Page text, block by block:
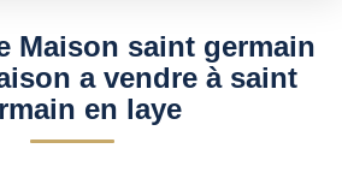
ESTIMATION
Plus de critères
Maison saint germain
a vendre à saint
en laye